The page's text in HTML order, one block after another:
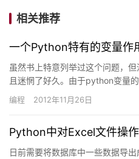
相关推荐
一个Python特有的变量作
虽然书上特意列举过这个问题，
且迷惘了好久。由于python变量
义。与其它语言一样，全局变量
编程 2012年11月26日
Python中对Excel文件操作
日前需要将数据库中一些数据导